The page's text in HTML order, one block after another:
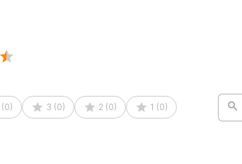
(0) 3 (0) 2 (0) 1 (0)